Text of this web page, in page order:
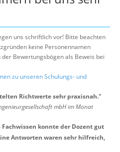
uns schriftlich vor! Bitte beachten
keine Personennamen
Bewertungsbögen als Beweis bei
zu unseren Schulungs- und
Richtwerte sehr praxisnah."
mbH im Monat
Fachwissen konnte der Dozent gut
Antworten waren sehr hilfreich,